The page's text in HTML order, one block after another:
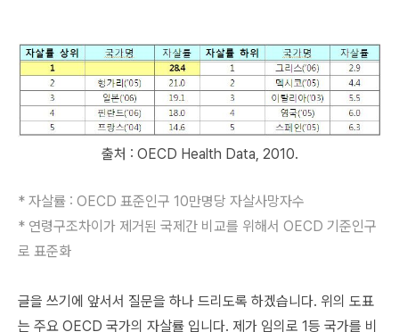
출처 : OECD Health Data, 2010.
* 자살률 : OECD 표준인구 10만명당 자살사망자수
* 연령구조차이가 제거된 국제간 비교를 위해서 OECD 기준인구
로 표준화
글을 쓰기에 앞서서 질문을 하나 드리도록 하겠습니다. 위의 도표
는 주요 OECD 국가의 자살률 입니다. 제가 임의로 1등 국가를 비